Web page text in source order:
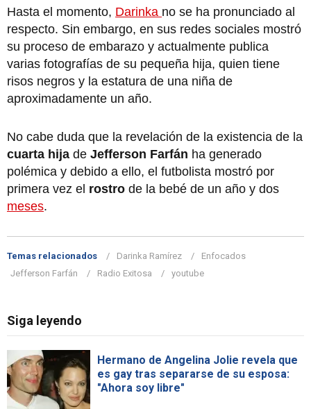
Hasta el momento, Darinka no se ha pronunciado al
respecto. Sin embargo, en sus redes sociales mostró
su proceso de embarazo y actualmente publica
varias fotografías de su pequeña hija, quien tiene
risos negros y la estatura de una niña de
aproximadamente un año.
No cabe duda que la revelación de la existencia de la
cuarta hija de Jefferson Farfán ha generado
polémica y debido a ello, el futbolista mostró por
primera vez el rostro de la bebé de un año y dos
meses.
Temas relacionados Darinka Ramírez
Enfocados
Jefferson Farfán
Radio Exitosa youtube
Siga leyendo
Hermano de Angelina Jolie revela que
es gay tras separarse de su esposa:
"Ahora soy libre"